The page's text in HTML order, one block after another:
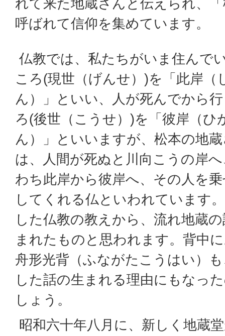
れて来た地蔵さんと伝えられ、
呼ばれて信仰を集めています。
仏教では、私たちがいま住んで
ころ(現世（げんせ）)を「此岸（
ん）」といい、人が死んでから
ろ(後世（こうせ）)を「彼岸（ひ
ん）」といいますが、松本の地
は、人間が死ぬと川向こうの岸
わち此岸から彼岸へ、その人を
してくれる仏といわれています
した仏教の教えから、流れ地蔵
まれたものと思われます。背中
舟形光背（ふながたこうはい）
した話の生まれる理由にもなっ
しょう。
昭和六十年八月に、新しく地蔵